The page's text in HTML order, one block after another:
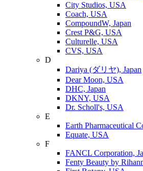
City Studios, USA
Coach, USA
CompoundW, Japan
Crest P&G, USA
Culturelle, USA
CVS, USA
D
Dariya (ダリヤ), Japan
Dear Moon, USA
DHC, Japan
DKNY, USA
Dr. Scholl's, USA
E
Earth Pharmaceutical
Equate, USA
F
FANCL Corporation,
Fenty Beauty by